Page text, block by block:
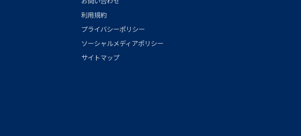
利用規約
プライバシーポリシー
ソーシャルメディアポリシー
サイトマップ